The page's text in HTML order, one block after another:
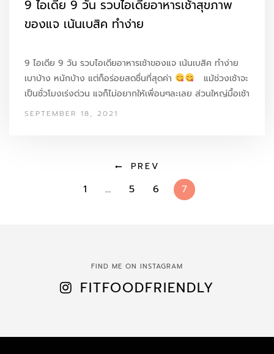
9 ไอเดีย 9 วัน รวบไอเดียอาหารเช้าสุขภาพ
ของแจ เน้นเบสิค ทำง่าย
9 ไอเดีย 9 วัน รวบไอเดียอาหารเช้าของแจ เน้นเบสิค ทำง่าย
เบาบ้าง หนักบ้าง แต่ก็อร่อยสดชื่นที่สุดค่า
แม้ช่วงเช้าจะ
เป็นชั่วโมงเร่งด่วน แจก็ไม่อยากให้เพื่อนๆละเลย ส่วนใหญ่มื้อเช้า
ของแจ ก็ไม่เคยขาด บางวันแจจะทานค่อนข้างจะหนักคาร์บ
SEPTEMBER 18, 2021
PREV
1 … 5 6 7
FIND ME ON INSTAGRAM
FITFOODFRIENDLY